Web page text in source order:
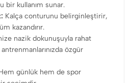
bir kullanım sunar.
Kalça conturunu belirginleştirir,
kazandırır.
nazik dokunuşuyla rahat
özgür
günlük hem de spor